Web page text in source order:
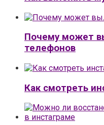
Почему может
телефонов
Как смотреть